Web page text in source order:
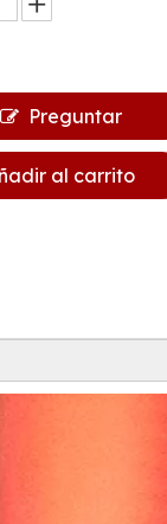
Preguntar
al carrito